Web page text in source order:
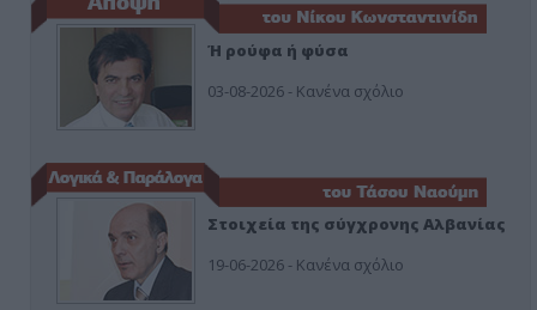
Ή ρούφα ή φύσα
03-08-2026 - Κανένα σχόλιο
Στοιχεία της σύγχρονης Αλβανίας
19-06-2026 - Κανένα σχόλιο